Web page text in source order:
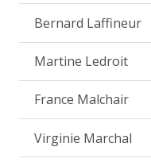
Bernard Laffineur
Martine Ledroit
France Malchair
Virginie Marchal